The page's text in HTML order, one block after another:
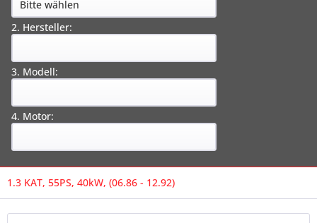
2. Hersteller:
3. Modell:
4. Motor:
1.3 KAT, 55PS, 40kW, (06.86 - 12.92)